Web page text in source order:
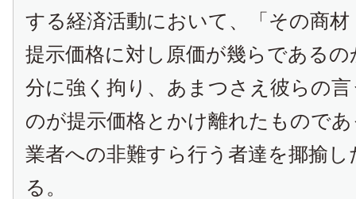
する経済活動において、「その商
提示価格に対し原価が幾らである
分に強く拘り、あまつさえ彼らの
のが提示価格とかけ離れたもので
業者への非難すら行う者達を揶揄し
る。